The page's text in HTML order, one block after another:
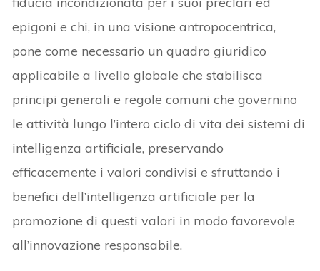
epigoni e chi, in una visione antropocentrica,
pone come necessario un quadro giuridico
applicabile a livello globale che stabilisca
principi generali e regole comuni che governino
le attività lungo l’intero ciclo di vita dei sistemi di
intelligenza artificiale, preservando
efficacemente i valori condivisi e sfruttando i
benefici dell’intelligenza artificiale per la
promozione di questi valori in modo favorevole
all’innovazione responsabile.